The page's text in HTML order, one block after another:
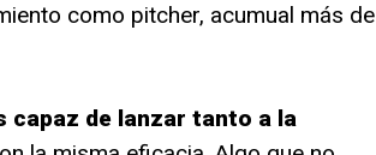
como pitcher, acumual más de
de lanzar tanto a la